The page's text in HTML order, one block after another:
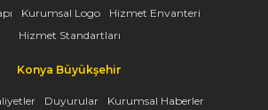
Kurumsal Logo
Hizmet Envanteri
Hizmet Standartları
Konya Büyükşehir
Duyurular Kurumsal Haberler